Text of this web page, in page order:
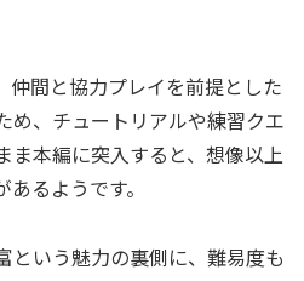
仲間と協力プレイを前提とした
め、チュートリアルや練習クエ
ま本編に突入すると、想像以上
るようです。
という魅力の裏側に、難易度も